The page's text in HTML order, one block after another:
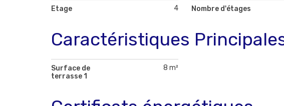
Etage 4 Nombre d'étages
Caractéristiques
Surface de
terrasse 1
8 m²